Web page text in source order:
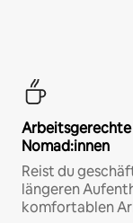
Nomad:innen
Reist du
längeren
komfortablen